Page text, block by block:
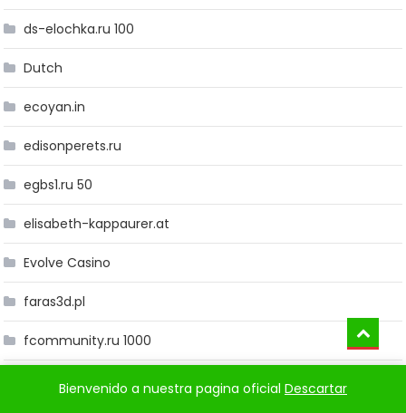
ds-elochka.ru 100
Dutch
ecoyan.in
edisonperets.ru
egbs1.ru 50
elisabeth-kappaurer.at
Evolve Casino
faras3d.pl
fcommunity.ru 1000
feelyourbody.ru 10
Bienvenido a nuestra pagina oficial Descartar